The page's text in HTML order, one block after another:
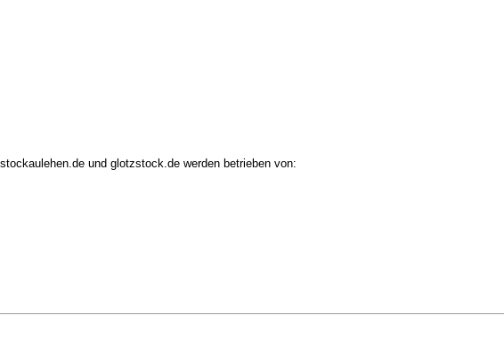
und glotzstock.de werden betrieben von: